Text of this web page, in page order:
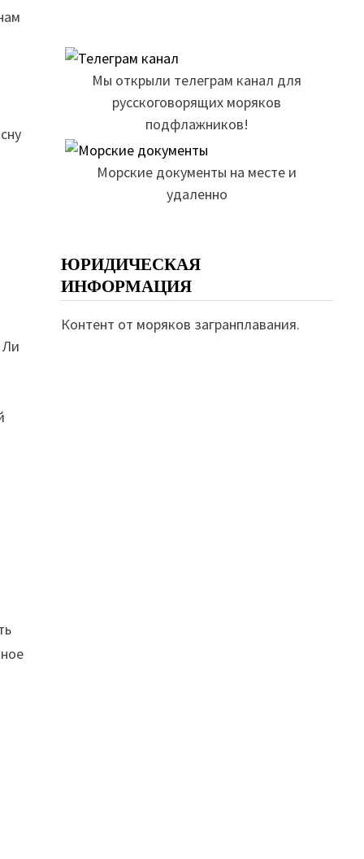
Ли
Мы открыли телеграм канал для
русскоговорящих моряков
подфлажников!
Морские документы на месте и
удаленно
ЮРИДИЧЕСКАЯ
ИНФОРМАЦИЯ
Контент от моряков загранплавания.